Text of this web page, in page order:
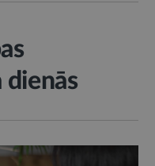
dienās